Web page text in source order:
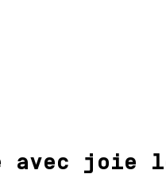
avec joie